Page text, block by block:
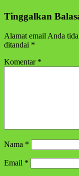
Tinggalkan
Alamat email Anda
ditandai *
Komentar *
Nama *
Email *